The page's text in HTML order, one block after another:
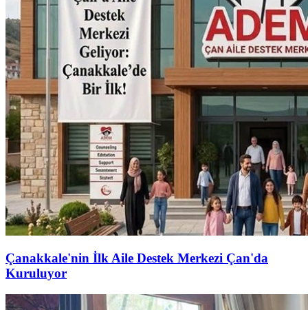
Çanakkale'nin İlk Aile Destek Merkezi Çan'da
Kuruluyor